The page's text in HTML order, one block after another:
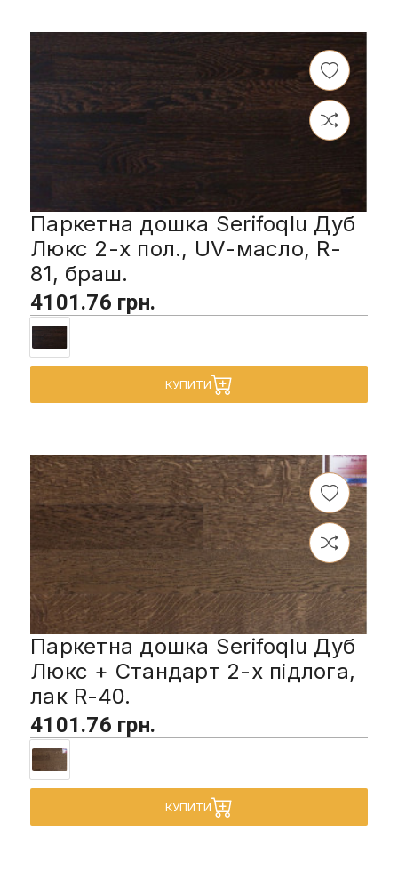
Паркетна дошка Serifoqlu Дуб
Люкс 2-х пол., UV-масло, R-
81, браш.
4101.76 грн.
КУПИТИ
Паркетна дошка Serifoqlu Дуб
Люкс + Стандарт 2-х підлога,
лак R-40.
4101.76 грн.
КУПИТИ